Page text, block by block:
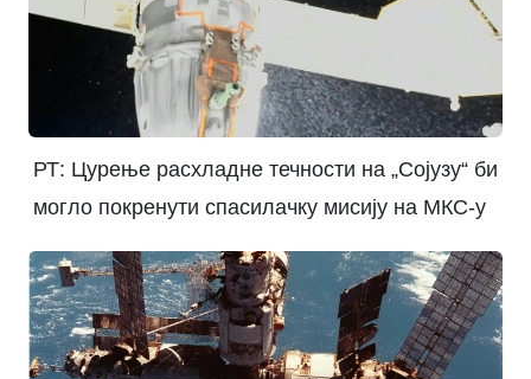
РТ: Цурење расхладне течности на „Сојузу“ би
могло покренути спасилачку мисију на МКС-у